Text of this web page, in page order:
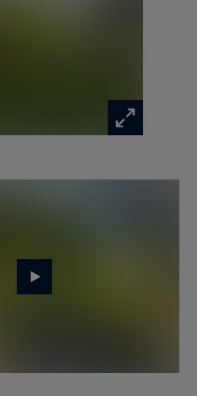
trois chambres et
abritent une cave à
!